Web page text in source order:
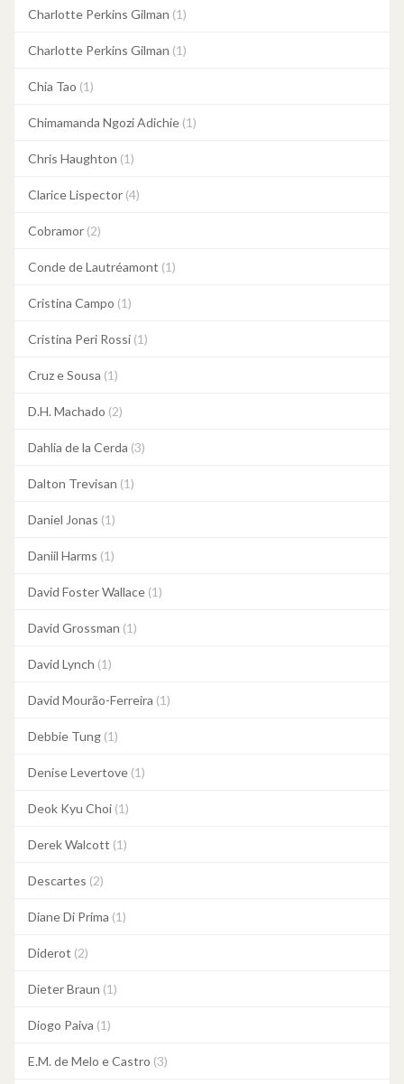
Charlotte Perkins Gilman (1)
Charlotte Perkins Gilman (1)
Chia Tao (1)
Chimamanda Ngozi Adichie (1)
Chris Haughton (1)
Clarice Lispector (4)
Cobramor (2)
Conde de Lautréamont (1)
Cristina Campo (1)
Cristina Peri Rossi (1)
Cruz e Sousa (1)
D.H. Machado (2)
Dahlia de la Cerda (3)
Dalton Trevisan (1)
Daniel Jonas (1)
Daniil Harms (1)
David Foster Wallace (1)
David Grossman (1)
David Lynch (1)
David Mourão-Ferreira (1)
Debbie Tung (1)
Denise Levertove (1)
Deok Kyu Choi (1)
Derek Walcott (1)
Descartes (2)
Diane Di Prima (1)
Diderot (2)
Dieter Braun (1)
Diogo Paiva (1)
E.M. de Melo e Castro (3)